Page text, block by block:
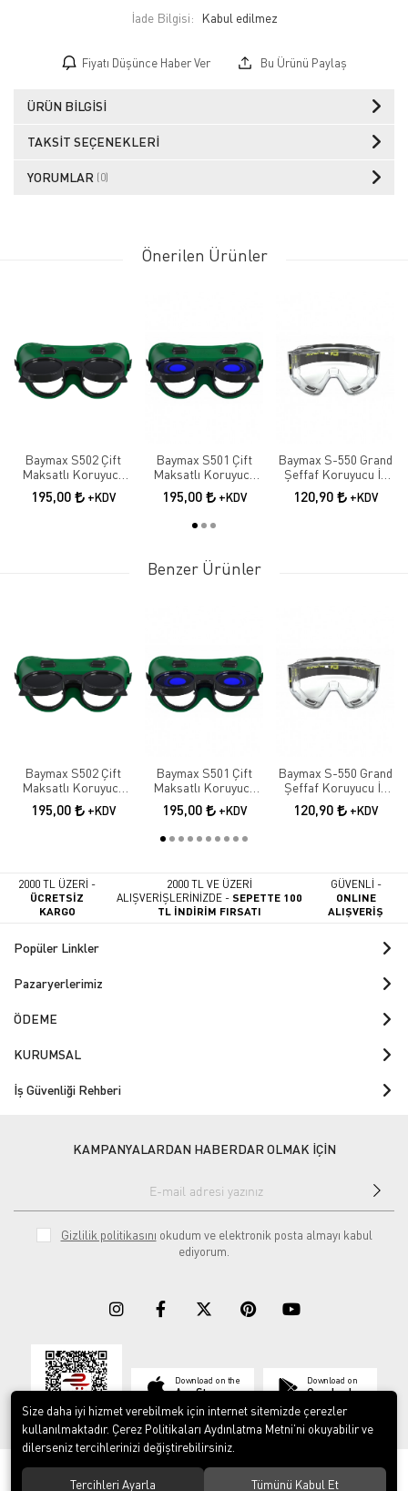
İade Bilgisi:
Fiyatı Düşünce Haber Ver Bu Ürünü Paylaş
ÜRÜN BILGISI
TAKSIT SEÇENEKLERI
YORUMLAR (0)
Önerilen Ürünler
Baymax S502 Çift
Maksatlı Koruyucu
Kaynak Gözlüğü |
Tam Kapalı İş
195,00 +KDV
Baymax S501 Çift
Maksatlı Koruyucu
Kaynak Gözlüğü |
Tam Kapalı İş
195,00 +KDV
Baymax S-550 Grand
Şeffaf Koruyucu İş
Gözlüğü | Antifog İş
Güvenliği Gözlüğü
120,90 +KDV
Benzer Ürünler
Baymax S502 Çift
Maksatlı Koruyucu
Kaynak Gözlüğü |
Tam Kapalı İş
195,00 +KDV
Baymax S501 Çift
Maksatlı Koruyucu
Kaynak Gözlüğü |
Tam Kapalı İş
195,00 +KDV
Baymax S-550 Grand
Şeffaf Koruyucu İş
Gözlüğü | Antifog İş
Güvenliği Gözlüğü
120,90 +KDV
2000 TL ÜZERİ -
ÜCRETSİZ
KARGO
2000 TL VE ÜZERİ
ALIŞVERİŞLERİNİZDE -SEPETTE 100
TL İNDİRİM FIRSATI
GÜVENLİ -
ONLINE
ALIŞVERİŞ
Popüler Linkler
Pazaryerlerimiz
ÖDEME
KURUMSAL
İş Güvenliği Rehberi
KAMPANYALARDAN HABERDAR OLMAK İÇİN
Gizlilik politikasını okudum ve elektronik posta almayı kabul
ediyorum.
Download on the
App Store
Download on
Google play
© 2023ERY İş Güvenliği Ekipmanları. Tüm hakları saklıdır.
Size daha iyi hizmet verebilmek için internet sitemizde çerezler
kullanılmaktadır. Çerez Politikaları Aydınlatma Metni’ni okuyabilir ve
dilerseniz tercihlerinizi değiştirebilirsiniz.
Tercihleri Ayarla Tümünü Kabul Et